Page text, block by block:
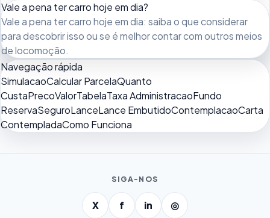
Vale a pena ter carro hoje em dia?
Vale a pena ter carro hoje em dia: saiba o que considerar
para descobrir isso ou se é melhor contar com outros meios
de locomoção.
Navegação rápida
SimulacaoCalcular ParcelaQuanto
CustaPrecoValorTabelaTaxa AdministracaoFundo
ReservaSeguroLanceLance EmbutidoContemplacaoCarta
ContempladaComo Funciona
SIGA-NOS
X f in ◎